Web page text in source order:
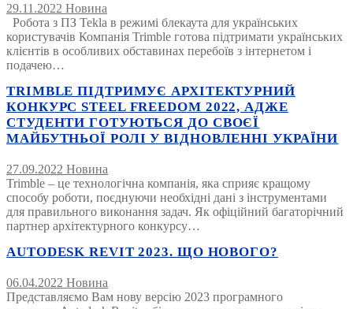
29.11.2022 Новина
Робота з ПЗ Tekla в режимі блекаута для українських
користувачів Компанія Trimble готова підтримати українських
клієнтів в особливих обставинах перебоїв з інтернетом і
подачею…
TRIMBLE ПІДТРИМУЄ АРХІТЕКТУРНИЙ
КОНКУРС STEEL FREEDOM 2022, АДЖЕ
СТУДЕНТИ ГОТУЮТЬСЯ ДО СВОЄЇ
МАЙБУТНЬОЇ РОЛІ У ВІДНОВЛЕННІ УКРАЇНИ
27.09.2022 Новина
Trimble – це технологічна компанія, яка сприяє кращому
способу роботи, поєднуючи необхідні дані з інструментами
для правильного виконання задач. Як офіційний багаторічний
партнер архітектурного конкурсу…
AUTODESK REVIT 2023. ЩО НОВОГО?
06.04.2022 Новина
Представляємо Вам нову версію 2023 програмного